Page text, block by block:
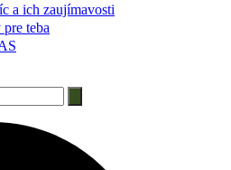
a ich zaujímavosti
teba